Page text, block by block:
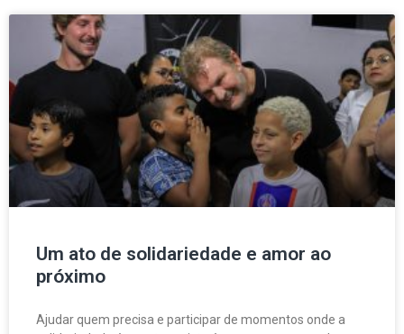
Um ato de solidariedade e amor ao
próximo
Ajudar quem precisa e participar de momentos onde a